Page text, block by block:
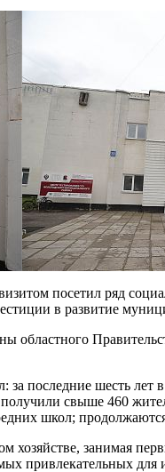
посетил ряд
в развитие
областного
за последние шесть
свыше 460
школ;
хозяйстве, занимая
привлекательных для